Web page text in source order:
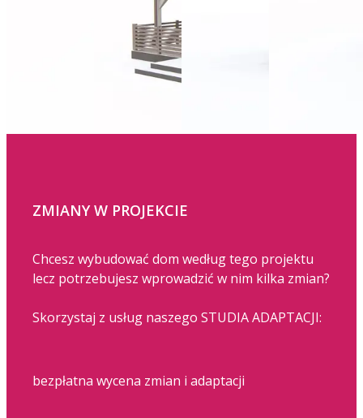
ZMIANY W PROJEKCIE
Chcesz wybudować dom według tego projektu
lecz potrzebujesz wprowadzić w nim kilka zmian?
Skorzystaj z usług naszego STUDIA ADAPTACJI:
bezpłatna wycena zmian i adaptacji